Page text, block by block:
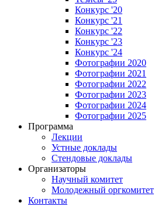
Конкурс '20
Конкурс '21
Конкурс '22
Конкурс '23
Конкурс '24
Фотографии 2020
Фотографии 2021
Фотографии 2022
Фотографии 2023
Фотографии 2024
Фотографии 2025
Программа
Лекции
Устные доклады
Стендовые доклады
Организаторы
Научный комитет
Молодежный оргкомитет
Контакты